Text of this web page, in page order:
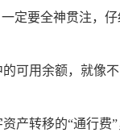
定要全神贯注，
可用余额，就像
产转移的“通行